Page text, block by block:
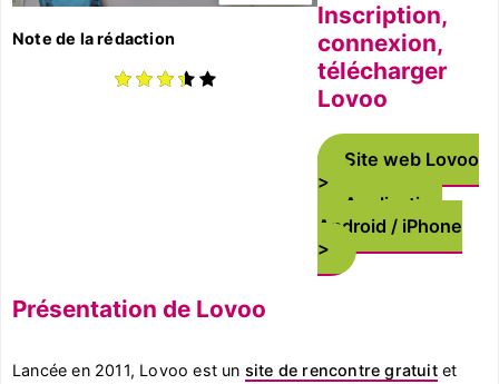
Note de la rédaction
Inscription,
connexion,
télécharger
Lovoo
Site web Lovoo
Application
Android / iPhone
Présentation de Lovoo
Lancée en 2011, Lovoo est un site de rencontre gratuitet